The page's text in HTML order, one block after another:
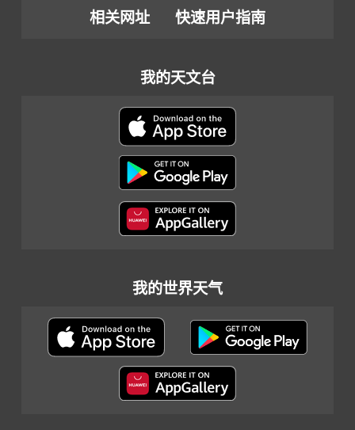
相关网址
快速用户指南
我的天文台
我的世界天气